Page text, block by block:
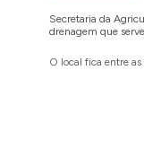
Secretaria da
drenagem que
O local fica entre